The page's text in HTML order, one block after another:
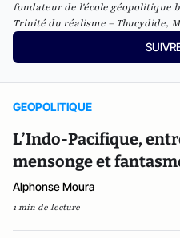
fondateur de l'école géopolitique
Trinité du réalisme – Thucydide,
GEOPOLITIQUE
L’Indo-Pacifique,
mensonge et
Alphonse Moura
1 min de lecture